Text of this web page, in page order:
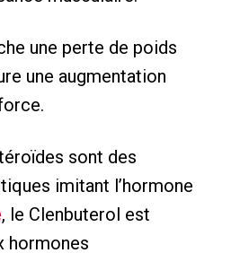
une perte de poids
une augmentation
sont des
imitant l’hormone
, le Clenbuterol est
hormones